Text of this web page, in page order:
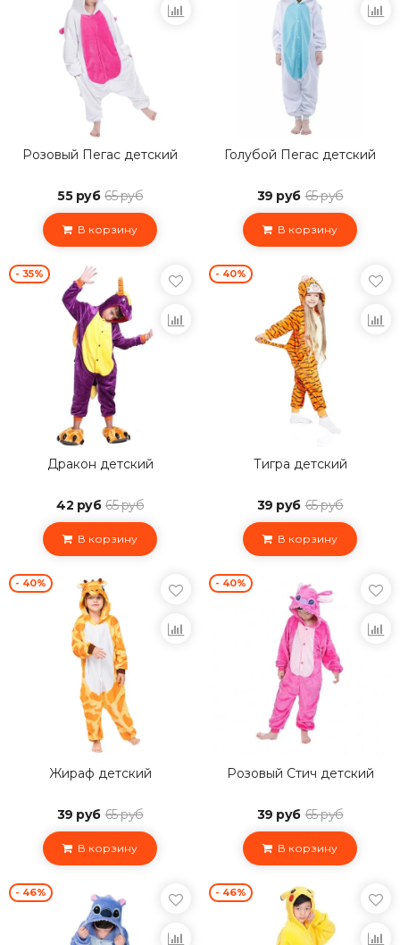
Розовый Пегас детский
55 руб 65 руб
В корзину
Голубой Пегас детский
39 руб 65 руб
В корзину
- 35%
Дракон детский
42 руб 65 руб
В корзину
- 40%
Тигра детский
39 руб 65 руб
В корзину
- 40%
Жираф детский
39 руб 65 руб
В корзину
- 40%
Розовый Стич детский
39 руб 65 руб
В корзину
- 46% - 46%